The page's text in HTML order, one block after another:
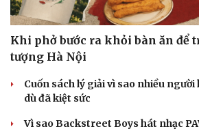
Khi phở bước ra khỏi bàn ăn để
tượng Hà Nội
Cuốn sách lý giải vì sao nhiều
dù đã kiệt sức
Vì sao Backstreet Boys hát nhạc